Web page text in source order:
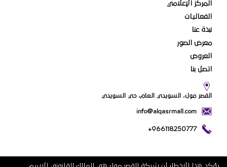
المركز الإعلامي
الفعاليات
نبذة عنا
معرض الصور
العروض
اتصل بنا
القصر مول، السويدي العام، حي السويدي
info@alqasrmall.com
+966118250777